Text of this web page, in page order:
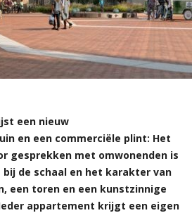
een nieuw
en een commerciële plint: Het
gesprekken met omwonenden is
de schaal en het karakter van
een toren en een kunstzinnige
appartement krijgt een eigen